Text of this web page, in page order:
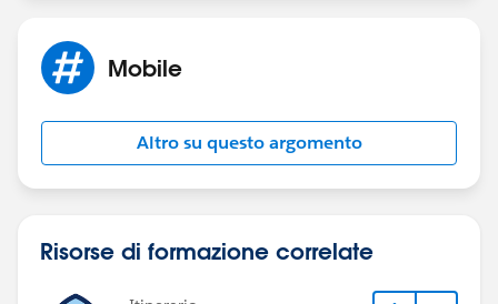
Mobile
Altro su questo argomento
Risorse di formazione correlate